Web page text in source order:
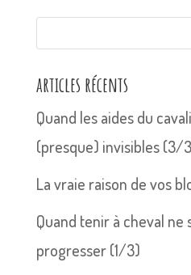
articles récents
Quand les aides du
(presque) invisibles (3/
La vraie raison de vos
Quand tenir à cheval
progresser (1/3)